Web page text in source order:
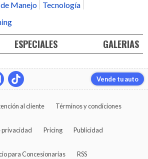
Manejo
Tecnología
ESPECIALES GALERIAS
Vende tu auto
al cliente Términos y condiciones
privacidad Pricing Publicidad
para Concesionarias RSS